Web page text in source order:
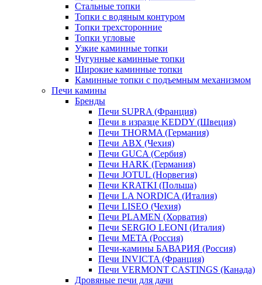
Стальные топки
Топки с водяным контуром
Топки трехсторонние
Топки угловые
Узкие каминные топки
Чугунные каминные топки
Широкие каминные топки
Каминные топки с подъемным механизмом
Печи камины
Бренды
Печи SUPRA (Франция)
Печи в изразце KEDDY (Швеция)
Печи THORMA (Германия)
Печи ABX (Чехия)
Печи GUCA (Сербия)
Печи HARK (Германия)
Печи JOTUL (Норвегия)
Печи KRATKI (Польша)
Печи LA NORDICA (Италия)
Печи LISEO (Чехия)
Печи PLAMEN (Хорватия)
Печи SERGIO LEONI (Италия)
Печи META (Россия)
Печи-камины БАВАРИЯ (Россия)
Печи INVICTA (Франция)
Печи VERMONT CASTINGS (Канада)
Дровяные печи для дачи